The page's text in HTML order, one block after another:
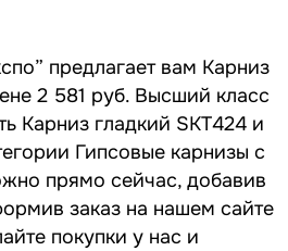
предлагает вам Карниз
2 581 руб. Высший класс
Карниз гладкий SKT424 и
Гипсовые карнизы с
прямо сейчас, добавив
заказ на нашем сайте
покупки у нас и